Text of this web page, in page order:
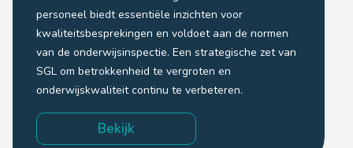
personeel biedt essentiële inzichten voor
kwaliteitsbesprekingen en voldoet aan de normen
van de onderwijsinspectie. Een strategische zet van
SGL om betrokkenheid te vergroten en
onderwijskwaliteit continu te verbeteren.
Bekijk